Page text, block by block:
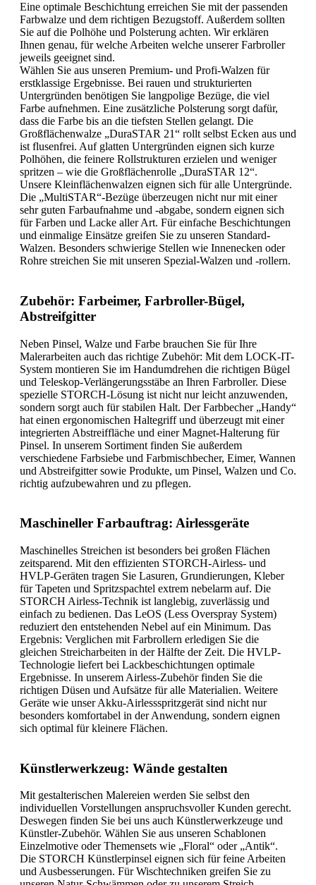
Eine optimale Beschichtung erreichen Sie mit der passenden
Farbwalze und dem richtigen Bezugstoff. Außerdem sollten
Sie auf die Polhöhe und Polsterung achten. Wir erklären
Ihnen genau, für welche Arbeiten welche unserer Farbroller
jeweils geeignet sind.
Wählen Sie aus unseren Premium- und Profi-Walzen für
erstklassige Ergebnisse. Bei rauen und strukturierten
Untergründen benötigen Sie langpolige Bezüge, die viel
Farbe aufnehmen. Eine zusätzliche Polsterung sorgt dafür,
dass die Farbe bis an die tiefsten Stellen gelangt. Die
Großflächenwalze „DuraSTAR 21“ rollt selbst Ecken aus und
ist flusenfrei. Auf glatten Untergründen eignen sich kurze
Polhöhen, die feinere Rollstrukturen erzielen und weniger
spritzen – wie die Großflächenrolle „DuraSTAR 12“.
Unsere Kleinflächenwalzen eignen sich für alle Untergründe.
Die „MultiSTAR“-Bezüge überzeugen nicht nur mit einer
sehr guten Farbaufnahme und -abgabe, sondern eignen sich
für Farben und Lacke aller Art. Für einfache Beschichtungen
und einmalige Einsätze greifen Sie zu unseren Standard-
Walzen. Besonders schwierige Stellen wie Innenecken oder
Rohre streichen Sie mit unseren Spezial-Walzen und -rollern.
Zubehör: Farbeimer, Farbroller-Bügel,
Abstreifgitter
Neben Pinsel, Walze und Farbe brauchen Sie für Ihre
Malerarbeiten auch das richtige Zubehör: Mit dem LOCK-IT-
System montieren Sie im Handumdrehen die richtigen Bügel
und Teleskop-Verlängerungsstäbe an Ihren Farbroller. Diese
spezielle STORCH-Lösung ist nicht nur leicht anzuwenden,
sondern sorgt auch für stabilen Halt. Der Farbbecher „Handy“
hat einen ergonomischen Haltegriff und überzeugt mit einer
integrierten Abstreiffläche und einer Magnet-Halterung für
Pinsel. In unserem Sortiment finden Sie außerdem
verschiedene Farbsiebe und Farbmischbecher, Eimer, Wannen
und Abstreifgitter sowie Produkte, um Pinsel, Walzen und Co.
richtig aufzubewahren und zu pflegen.
Maschineller Farbauftrag: Airlessgeräte
Maschinelles Streichen ist besonders bei großen Flächen
zeitsparend. Mit den effizienten STORCH-Airless- und
HVLP-Geräten tragen Sie Lasuren, Grundierungen, Kleber
für Tapeten und Spritzspachtel extrem nebelarm auf. Die
STORCH Airless-Technik ist langlebig, zuverlässig und
einfach zu bedienen. Das LeOS (Less Overspray System)
reduziert den entstehenden Nebel auf ein Minimum. Das
Ergebnis: Verglichen mit Farbrollern erledigen Sie die
gleichen Streicharbeiten in der Hälfte der Zeit. Die HVLP-
Technologie liefert bei Lackbeschichtungen optimale
Ergebnisse. In unserem Airless-Zubehör finden Sie die
richtigen Düsen und Aufsätze für alle Materialien. Weitere
Geräte wie unser Akku-Airlessspritzgerät sind nicht nur
besonders komfortabel in der Anwendung, sondern eignen
sich optimal für kleinere Flächen.
Künstlerwerkzeug: Wände gestalten
Mit gestalterischen Malereien werden Sie selbst den
individuellen Vorstellungen anspruchsvoller Kunden gerecht.
Deswegen finden Sie bei uns auch Künstlerwerkzeuge und
Künstler-Zubehör. Wählen Sie aus unseren Schablonen
Einzelmotive oder Themensets wie „Floral“ oder „Antik“.
Die STORCH Künstlerpinsel eignen sich für feine Arbeiten
und Ausbesserungen. Für Wischtechniken greifen Sie zu